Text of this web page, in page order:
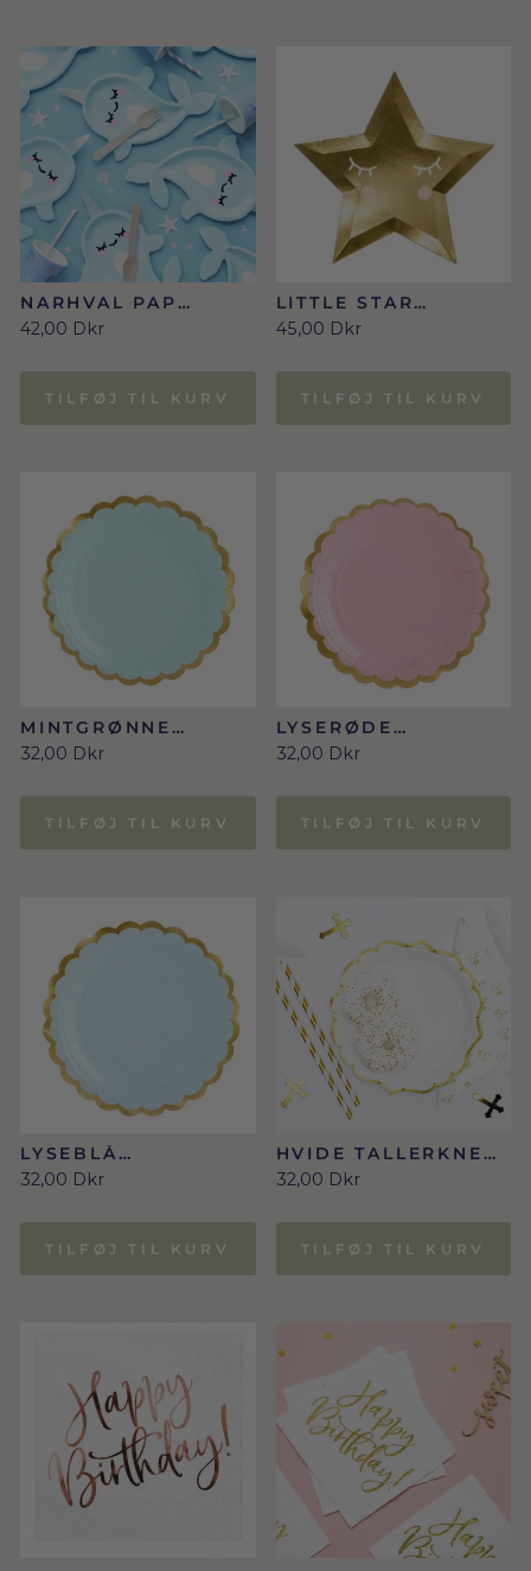
NARHVAL PAP
TALLERKNER 18,5 C
X 29 CM
42,00 Dkr
TILFØJ TIL KURV
LITTLE STAR
TALLERKNER 6 STK.
45,00 Dkr
TILFØJ TIL KURV
MINTGRØNNE
TALLERKNER MED
GULDKANT
32,00 Dkr
TILFØJ TIL KURV
LYSERØDE
TALLERKNER MED
GULDKANT
32,00 Dkr
TILFØJ TIL KURV
LYSEBLÅ
TALLERKNER MED
GULDKANT
32,00 Dkr
TILFØJ TIL KURV
HVIDE TALLERKNER
MED GULDKANT
32,00 Dkr
TILFØJ TIL KURV